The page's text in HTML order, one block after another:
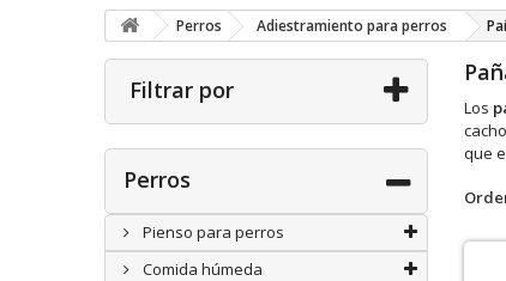
Perros Adiestramiento para perros
Filtrar por
Perros
Pienso para perros
Comida húmeda
Los
que